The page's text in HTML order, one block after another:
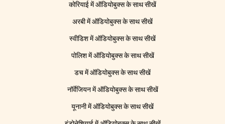
कोरियाई में ऑडियोबुक्स के साथ सीखें
अरबी में ऑडियोबुक्स के साथ सीखें
स्वीडिश में ऑडियोबुक्स के साथ सीखें
पोलिश में ऑडियोबुक्स के साथ सीखें
डच में ऑडियोबुक्स के साथ सीखें
नॉर्वेजियन में ऑडियोबुक्स के साथ सीखें
यूनानी में ऑडियोबुक्स के साथ सीखें